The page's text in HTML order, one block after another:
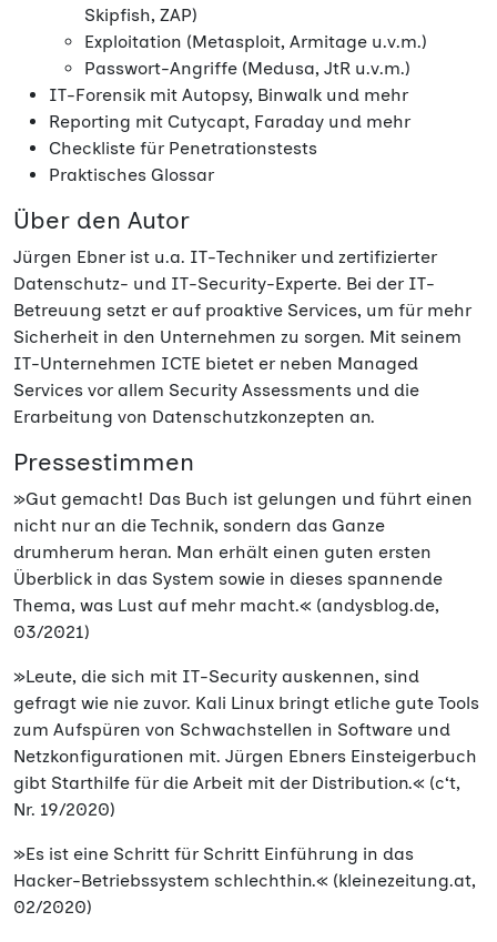
Skipfish, ZAP)
Exploitation (Metasploit, Armitage u.v.m.)
Passwort-Angriffe (Medusa, JtR u.v.m.)
IT-Forensik mit Autopsy, Binwalk und mehr
Reporting mit Cutycapt, Faraday und mehr
Checkliste für Penetrationstests
Praktisches Glossar
Über den Autor
Jürgen Ebner ist u.a. IT-Techniker und zertifizierter
Datenschutz- und IT-Security-Experte. Bei der IT-
Betreuung setzt er auf proaktive Services, um für mehr
Sicherheit in den Unternehmen zu sorgen. Mit seinem
IT-Unternehmen ICTE bietet er neben Managed
Services vor allem Security Assessments und die
Erarbeitung von Datenschutzkonzepten an.
Pressestimmen
»Gut gemacht! Das Buch ist gelungen und führt einen
nicht nur an die Technik, sondern das Ganze
drumherum heran. Man erhält einen guten ersten
Überblick in das System sowie in dieses spannende
Thema, was Lust auf mehr macht.« (andysblog.de,
03/2021)
»Leute, die sich mit IT-Security auskennen, sind
gefragt wie nie zuvor. Kali Linux bringt etliche gute Tools
zum Aufspüren von Schwachstellen in Software und
Netzkonfigurationen mit. Jürgen Ebners Einsteigerbuch
gibt Starthilfe für die Arbeit mit der Distribution.« (c‘t,
Nr. 19/2020)
»Es ist eine Schritt für Schritt Einführung in das
Hacker-Betriebssystem schlechthin.« (kleinezeitung.at,
02/2020)